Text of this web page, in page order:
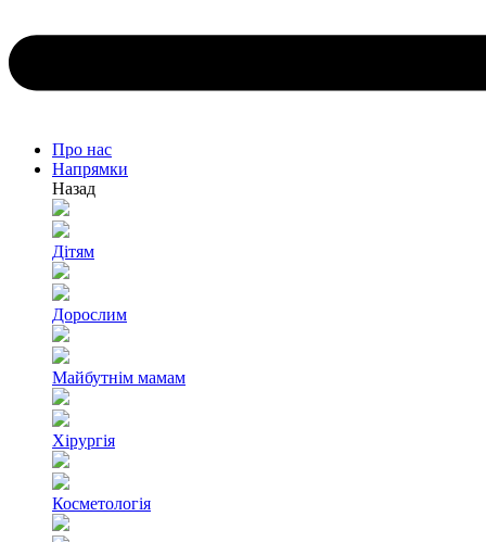
Про нас
Напрямки
Назад
Дітям
Дорослим
Майбутнім мамам
Хірургія
Косметологія